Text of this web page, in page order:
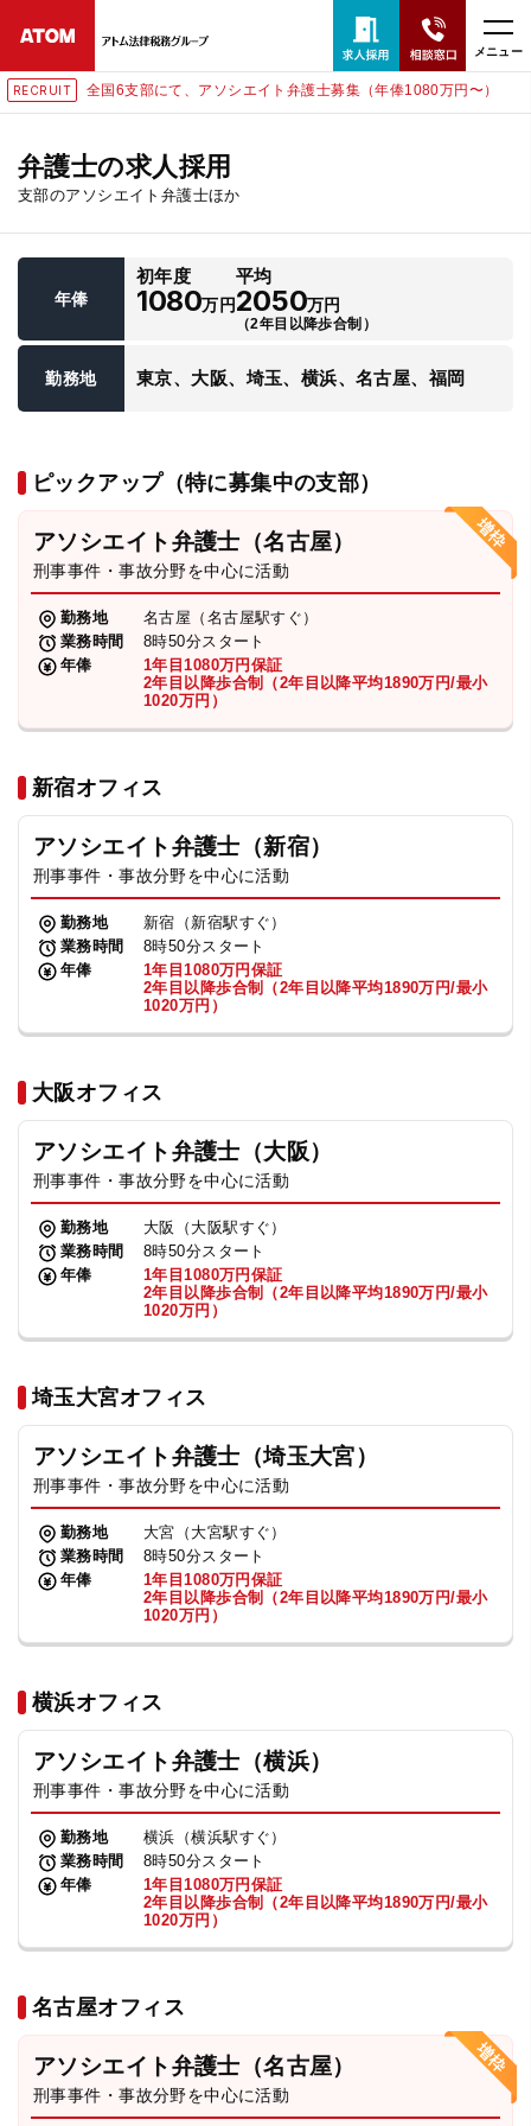
メニュー
RECRUIT 全国6支部にて、アソシエイト弁護士募集（年俸1080万円〜）
弁護士の求人採用
支部のアソシエイト弁護士ほか
年俸
初年度
1080万円
平均
2050万円
（2年目以降歩合制）
勤務地 東京、大阪、埼玉、横浜、名古屋、福岡
ピックアップ（特に募集中の支部）
アソシエイト弁護士（名古屋）
刑事事件・事故分野を中心に活動
勤務地
名古屋（名古屋駅すぐ）
業務時間
8時50分スタート
年俸
1年目1080万円保証
2年目以降歩合制（2年目以降平均1890万円/最小
1020万円）
新宿オフィス
アソシエイト弁護士（新宿）
刑事事件・事故分野を中心に活動
勤務地
新宿（新宿駅すぐ）
業務時間
8時50分スタート
年俸
1年目1080万円保証
2年目以降歩合制（2年目以降平均1890万円/最小
1020万円）
大阪オフィス
アソシエイト弁護士（大阪）
刑事事件・事故分野を中心に活動
勤務地
大阪（大阪駅すぐ）
業務時間
8時50分スタート
年俸
1年目1080万円保証
2年目以降歩合制（2年目以降平均1890万円/最小
1020万円）
埼玉大宮オフィス
アソシエイト弁護士（埼玉大宮）
刑事事件・事故分野を中心に活動
勤務地
大宮（大宮駅すぐ）
業務時間
8時50分スタート
年俸
1年目1080万円保証
2年目以降歩合制（2年目以降平均1890万円/最小
1020万円）
横浜オフィス
アソシエイト弁護士（横浜）
刑事事件・事故分野を中心に活動
勤務地
横浜（横浜駅すぐ）
業務時間
8時50分スタート
年俸
1年目1080万円保証
2年目以降歩合制（2年目以降平均1890万円/最小
1020万円）
名古屋オフィス
アソシエイト弁護士（名古屋）
刑事事件・事故分野を中心に活動
24時間365日全国対応
無料相談窓口はこちら
弁護士・税理士
費用
求人採用
お知らせ
特設サイト
相談先情報サイト
法人グループ
プライバシーポリシー 利用規約
TikTok受賞 定義集 動画集